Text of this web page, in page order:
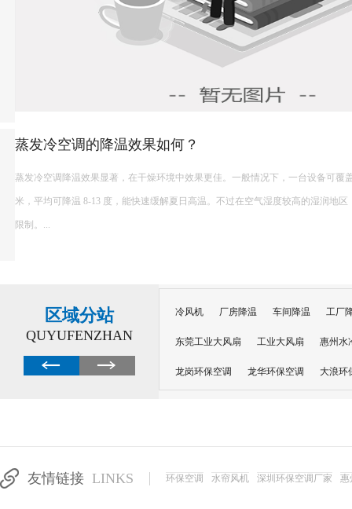
蒸发冷空调的降温效果如何？
蒸发冷空调降温效果显著，在干燥环境中效果更佳。一般情况下，一台设备可覆盖较
米，平均可降温 8-13 度，能快速缓解夏日高温。不过在空气湿度较高的湿润地区，
限制。...
区域分站
QUYUFENZHAN
冷风机 厂房降温 车间降温 工厂
东莞工业大风扇 工业大风扇 惠州水
龙岗环保空调 龙华环保空调 大浪环
友情链接 LINKS 环保空调 水帘风机 深圳环保空调厂家 惠